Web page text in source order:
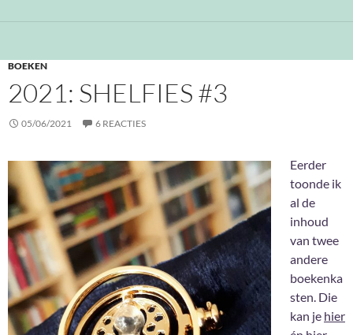
BOEKEN
2021: SHELFIES #3
05/06/2021 6 REACTIES
Eerder
toonde ik
al de
inhoud
van twee
andere
boekenka
sten. Die
kan je hier